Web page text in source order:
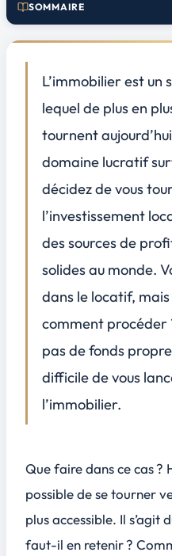
SOMMAIRE
1 Le prêt immobilier : qu’est-ce
Quels sont les avantages du
L’immobilier est un
lequel de plus en
tournent
domaine lucratif
décidez de vous
l’investissement
des sources de
solides au monde.
dans le locatif, mais
comment procéder
pas de fonds
difficile de vous
l’immobilier.
Que faire dans ce cas ?
possible de se tourner
plus accessible. Il
faut-il en retenir ?